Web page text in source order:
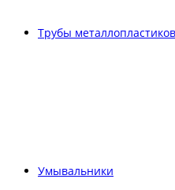
Трубы
Умывальники